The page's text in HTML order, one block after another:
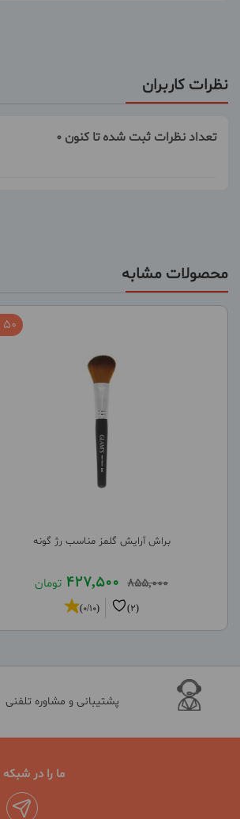
نظرات کاربران
تعداد نظرات ثبت شده تا کنون 0
محصولات مشابه
براش آرایش گلمز مناسب رژ گونه
855,000
427,500 تومان
50 %
(2)
(0/10)
پشتیبانی و مشاوره تلفنی
ما را در